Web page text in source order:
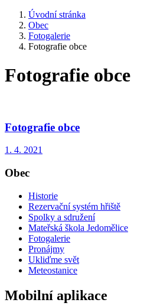
Úvodní stránka
Obec
Fotogalerie
Fotografie obce
Fotografie obce
Fotografie obce
1. 4. 2021
Obec
Historie
Rezervační systém hřiště
Spolky a sdružení
Mateřská škola Jedomělice
Fotogalerie
Pronájmy
Ukliďme svět
Meteostanice
Mobilní aplikace